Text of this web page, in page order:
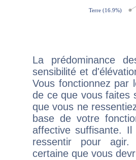
La prédominance
sensibilité et
Vous fonctionnez
de ce que vous faites
que vous ne
base de votre
affective suffisante.
ressentir pour agir.
certaine que vous